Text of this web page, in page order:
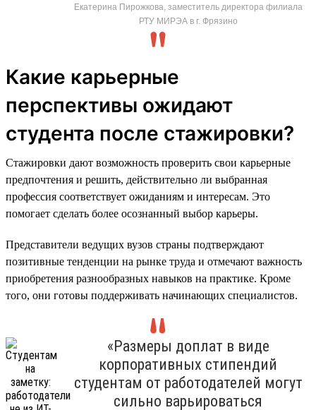
Екатерина Пирожкова, заместитель директора филиала
РТУ МИРЭА в г. Фрязино
Какие карьерные
перспективы ожидают
студента после стажировки?
Стажировки дают возможность проверить свои карьерные
предпочтения и решить, действительно ли выбранная
профессия соответствует ожиданиям и интересам. Это
помогает сделать более осознанный выбор карьеры.
Представители ведущих вузов страны подтверждают
позитивные тенденции на рынке труда и отмечают важность
приобретения разнообразных навыков на практике. Кроме
того, они готовы поддерживать начинающих специалистов.
«Размеры доплат в виде
корпоративных стипендий
студентам от работодателей могут
сильно варьироваться